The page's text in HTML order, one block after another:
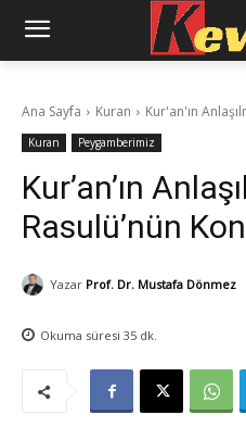
Ana Sayfa Kuran Kur'an'ın
Kuran Peygamberimiz
Kur’an’ın
Rasulü’nün
Yazar Prof. Dr. Mustafa Dönmez
Okuma süresi 35 dk.